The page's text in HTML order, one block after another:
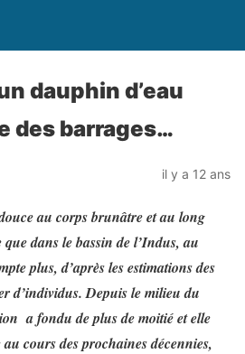
dauphin d’eau
des barrages…
il y a 12 ans
au corps brunâtre et au long
dans le bassin de l’Indus, au
plus, d’après les estimations des
d’individus. Depuis le milieu du
a fondu de plus de moitié et elle
cours des prochaines décennies,